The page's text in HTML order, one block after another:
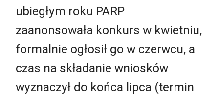
ubiegłym roku PARP
zaanonsowała konkurs w kwietniu,
formalnie ogłosił go w czerwcu, a
czas na składanie wniosków
wyznaczył do końca lipca (termin